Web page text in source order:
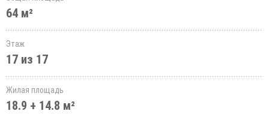
64 м²
Этаж
17 из 17
Жилая площадь
18.9 + 14.8 м²